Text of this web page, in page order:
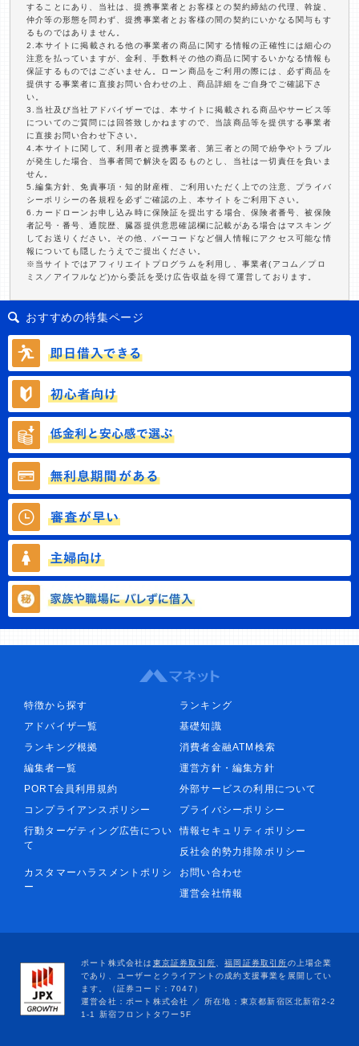
することにあり、当社は、提携事業者とお客様との契約締結の代理、斡旋、
仲介等の形態を問わず、提携事業者とお客様の間の契約にいかなる関与もす
るものではありません。
2.本サイトに掲載される他の事業者の商品に関する情報の正確性には細心の
注意を払っていますが、金利、手数料その他の商品に関するいかなる情報も
保証するものではございません。ローン商品をご利用の際には、必ず商品を
提供する事業者に直接お問い合わせの上、商品詳細をご自身でご確認下さ
い。
3.当社及び当社アドバイザーでは、本サイトに掲載される商品やサービス等
についてのご質問には回答致しかねますので、当該商品等を提供する事業者
に直接お問い合わせ下さい。
4.本サイトに関して、利用者と提携事業者、第三者との間で紛争やトラブル
が発生した場合、当事者間で解決を図るものとし、当社は一切責任を負いま
せん。
5.編集方針、免責事項・知的財産権、ご利用いただく上での注意、プライバ
シーポリシーの各規程を必ずご確認の上、本サイトをご利用下さい。
6.カードローンお申し込み時に保険証を提出する場合、保険者番号、被保険
者記号・番号、通院歴、臓器提供意思確認欄に記載がある場合はマスキング
してお送りください。その他、バーコードなど個人情報にアクセス可能な情
報についても隠したうえでご提出ください。
※当サイトではアフィリエイトプログラムを利用し、事業者(アコム／プロ
ミス／アイフルなど)から委託を受け広告収益を得て運営しております。
おすすめの特集ページ
特徴から探す
ランキング
アドバイザ一覧
基礎知識
ランキング根拠
消費者金融ATM検索
編集者一覧
運営方針・編集方針
PORT会員利用規約
外部サービスの利用について
コンプライアンスポリシー
プライバシーポリシー
行動ターゲティング広告につい
て
情報セキュリティポリシー
反社会的勢力排除ポリシー
カスタマーハラスメントポリシ
ー
お問い合わせ
運営会社情報